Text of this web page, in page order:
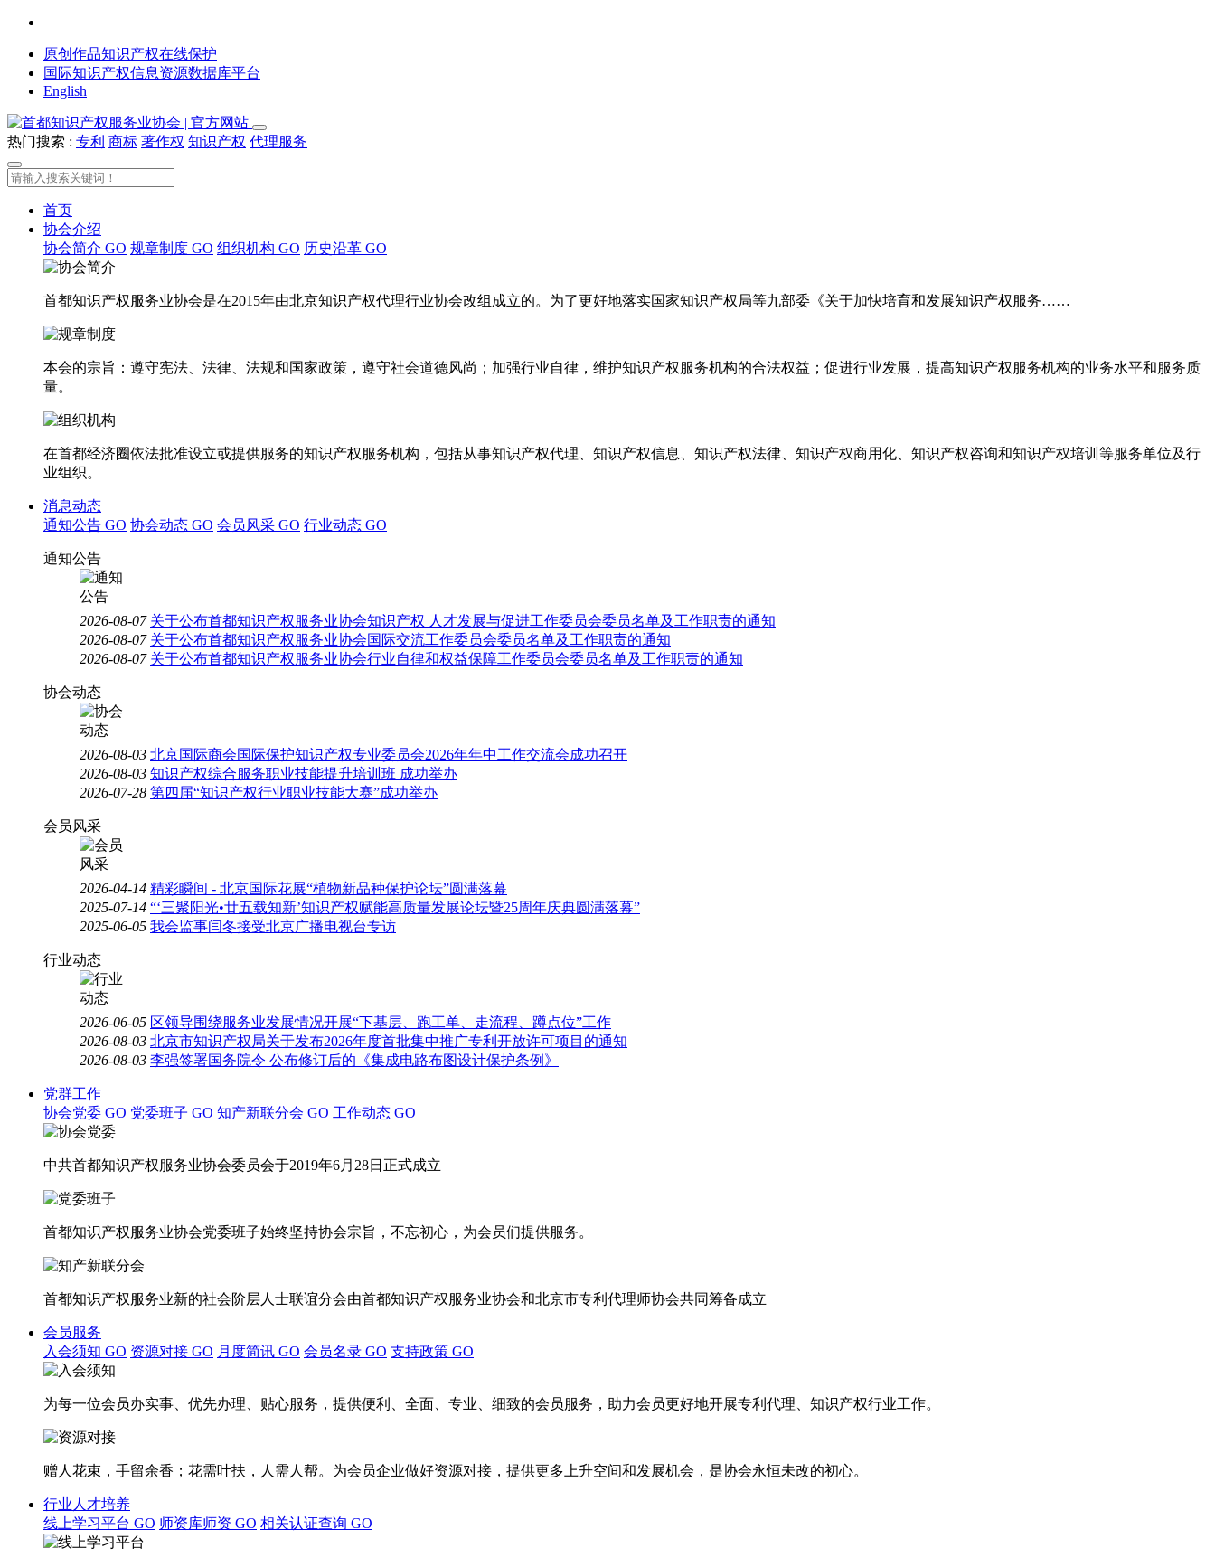
原创作品知识产权在线保护
国际知识产权信息资源数据库平台
English
热门搜索 : 专利 商标 著作权 知识产权 代理服务
首页
协会介绍
协会简介 GO 规章制度 GO 组织机构 GO 历史沿革 GO
首都知识产权服务业协会是在2015年由北京知识产权代理行业协会改组成立的。为了更好地落实国家知识产权局等九部委《关于加快培育和发展知识产权服务……
本会的宗旨：遵守宪法、法律、法规和国家政策，遵守社会道德风尚；加强行业自律，维护知识产权服务机构的合法权益；促进行业发展，提高知识产权服务机构的业务水平和服务质
量。
在首都经济圈依法批准设立或提供服务的知识产权服务机构，包括从事知识产权代理、知识产权信息、知识产权法律、知识产权商用化、知识产权咨询和知识产权培训等服务单位及行
业组织。
消息动态
通知公告 GO 协会动态 GO 会员风采 GO 行业动态 GO
通知公告
2026-08-07 关于公布首都知识产权服务业协会知识产权 人才发展与促进工作委员会委员名单及工作职责的通知
2026-08-07 关于公布首都知识产权服务业协会国际交流工作委员会委员名单及工作职责的通知
2026-08-07 关于公布首都知识产权服务业协会行业自律和权益保障工作委员会委员名单及工作职责的通知
协会动态
2026-08-03 北京国际商会国际保护知识产权专业委员会2026年年中工作交流会成功召开
2026-08-03 知识产权综合服务职业技能提升培训班 成功举办
2026-07-28 第四届“知识产权行业职业技能大赛”成功举办
会员风采
2026-04-14 精彩瞬间 - 北京国际花展“植物新品种保护论坛”圆满落幕
2025-07-14 “‘三聚阳光•廿五载知新’知识产权赋能高质量发展论坛暨25周年庆典圆满落幕”
2025-06-05 我会监事闫冬接受北京广播电视台专访
行业动态
2026-06-05 区领导围绕服务业发展情况开展“下基层、跑工单、走流程、蹲点位”工作
2026-08-03 北京市知识产权局关于发布2026年度首批集中推广专利开放许可项目的通知
2026-08-03 李强签署国务院令 公布修订后的《集成电路布图设计保护条例》
党群工作
协会党委 GO 党委班子 GO 知产新联分会 GO 工作动态 GO
中共首都知识产权服务业协会委员会于2019年6月28日正式成立
首都知识产权服务业协会党委班子始终坚持协会宗旨，不忘初心，为会员们提供服务。
首都知识产权服务业新的社会阶层人士联谊分会由首都知识产权服务业协会和北京市专利代理师协会共同筹备成立
会员服务
入会须知 GO 资源对接 GO 月度简讯 GO 会员名录 GO 支持政策 GO
为每一位会员办实事、优先办理、贴心服务，提供便利、全面、专业、细致的会员服务，助力会员更好地开展专利代理、知识产权行业工作。
赠人花束，手留余香；花需叶扶，人需人帮。为会员企业做好资源对接，提供更多上升空间和发展机会，是协会永恒未改的初心。
行业人才培养
线上学习平台 GO 师资库师资 GO 相关认证查询 GO